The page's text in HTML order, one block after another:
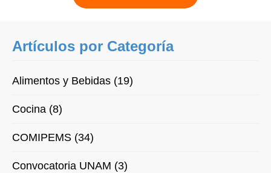
Artículos por Categoría
Alimentos y Bebidas (19)
Cocina (8)
COMIPEMS (34)
Convocatoria UNAM (3)